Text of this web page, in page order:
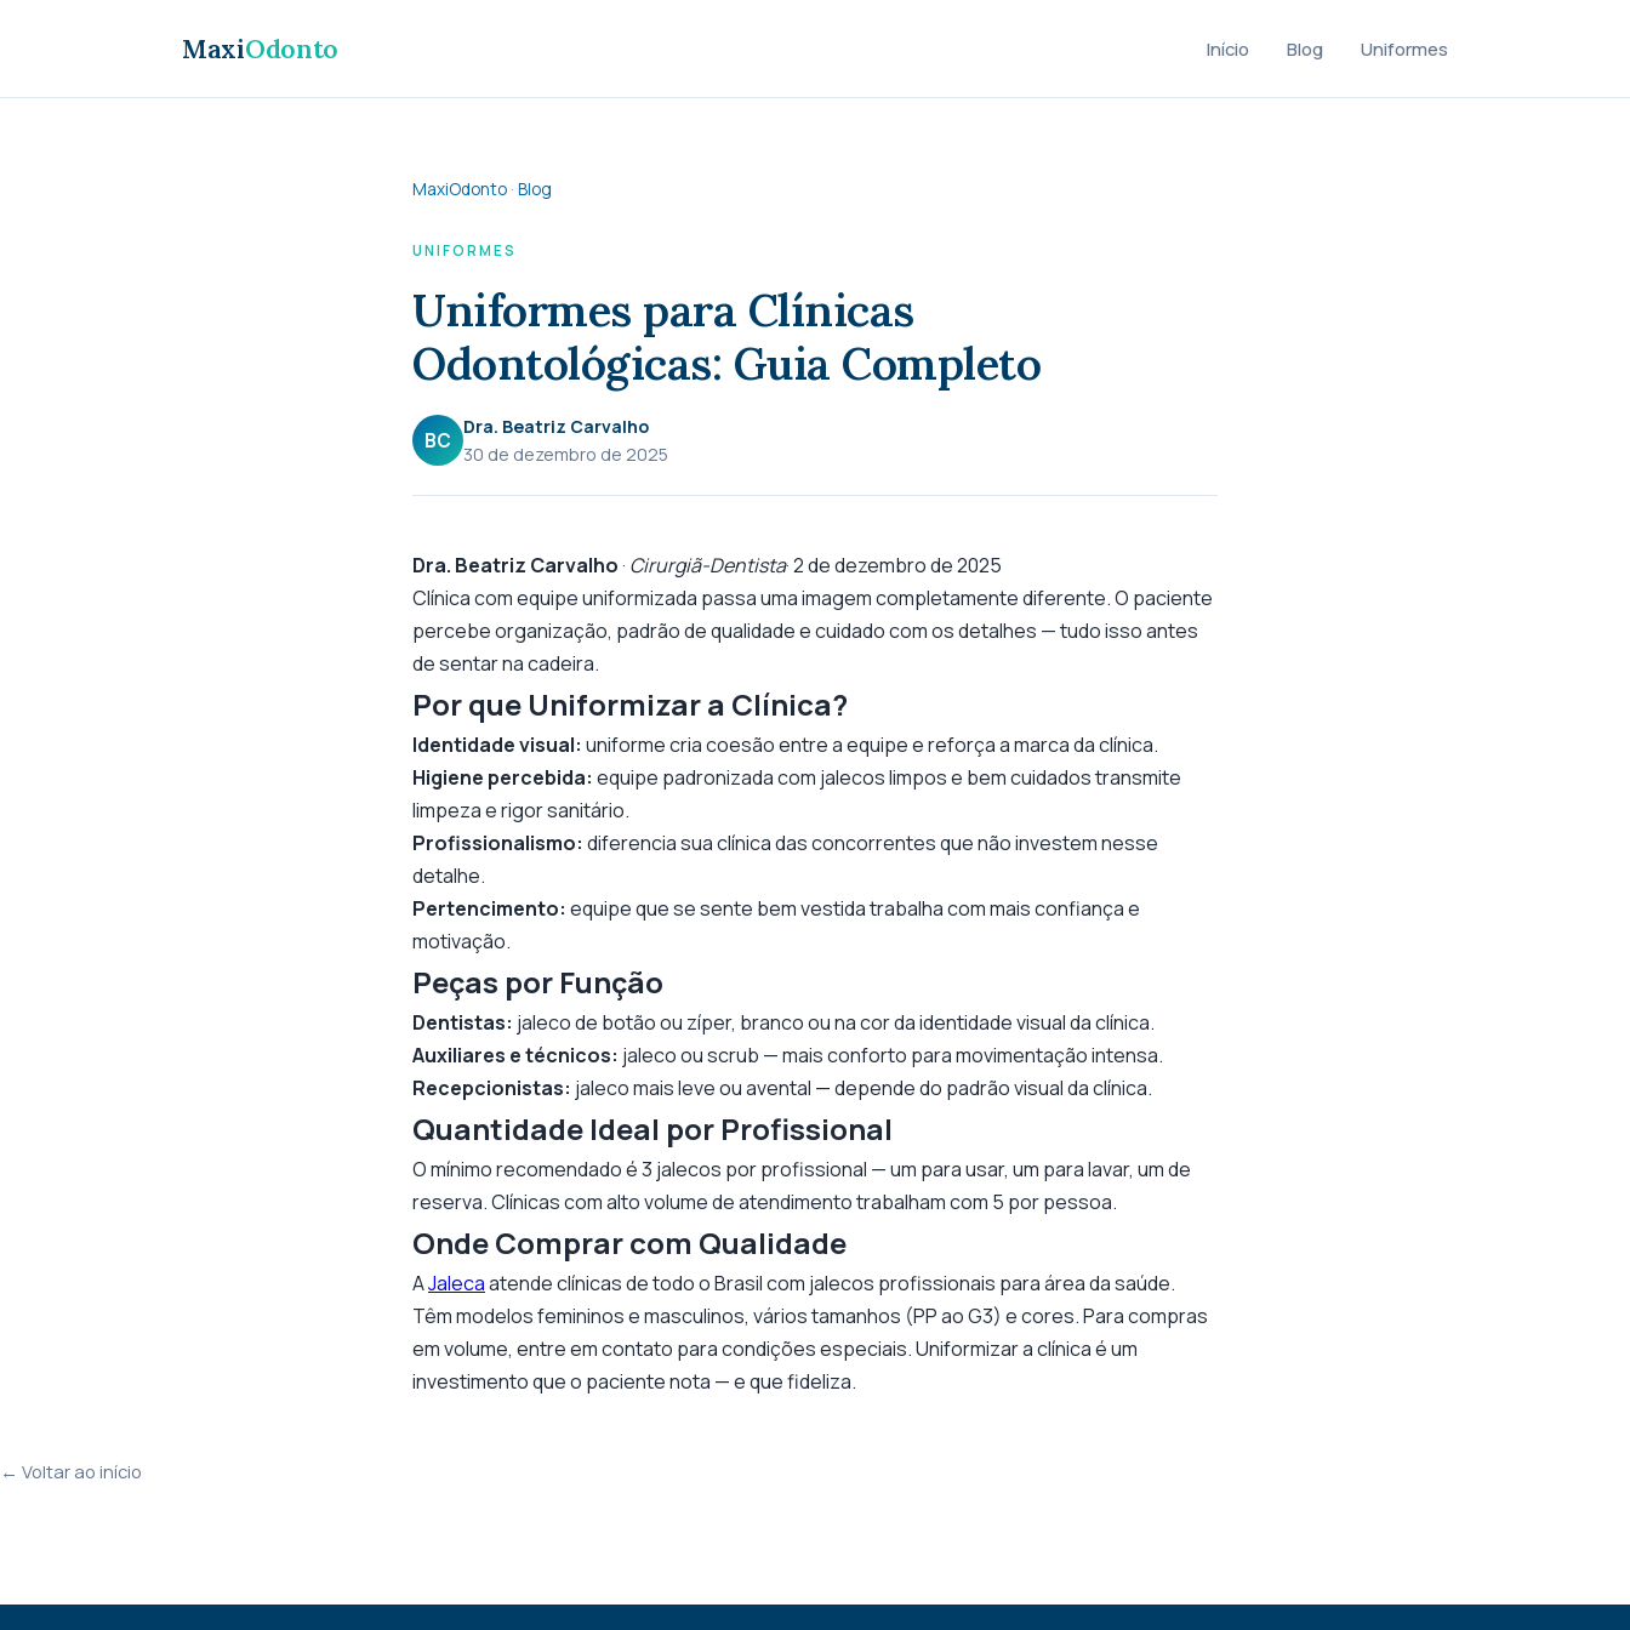
MaxiOdonto Início Blog Uniformes
MaxiOdonto · Blog
UNIFORMES
Uniformes para Clínicas
Odontológicas: Guia Completo
BC
Dra. Beatriz Carvalho
30 de dezembro de 2025
Dra. Beatriz Carvalho · Cirurgiã-Dentista· 2 de dezembro de 2025
Clínica com equipe uniformizada passa uma imagem completamente diferente. O paciente
percebe organização, padrão de qualidade e cuidado com os detalhes — tudo isso antes
de sentar na cadeira.
Por que Uniformizar a Clínica?
Identidade visual: uniforme cria coesão entre a equipe e reforça a marca da clínica.
Higiene percebida: equipe padronizada com jalecos limpos e bem cuidados transmite
limpeza e rigor sanitário.
Profissionalismo: diferencia sua clínica das concorrentes que não investem nesse
detalhe.
Pertencimento: equipe que se sente bem vestida trabalha com mais confiança e
motivação.
Peças por Função
Dentistas: jaleco de botão ou zíper, branco ou na cor da identidade visual da clínica.
Auxiliares e técnicos: jaleco ou scrub — mais conforto para movimentação intensa.
Recepcionistas: jaleco mais leve ou avental — depende do padrão visual da clínica.
Quantidade Ideal por Profissional
O mínimo recomendado é 3 jalecos por profissional — um para usar, um para lavar, um de
reserva. Clínicas com alto volume de atendimento trabalham com 5 por pessoa.
Onde Comprar com Qualidade
AJalecaatende clínicas de todo o Brasil com jalecos profissionais para área da saúde.
Têm modelos femininos e masculinos, vários tamanhos (PP ao G3) e cores. Para compras
em volume, entre em contato para condições especiais. Uniformizar a clínica é um
investimento que o paciente nota — e que fideliza.
← Voltar ao início